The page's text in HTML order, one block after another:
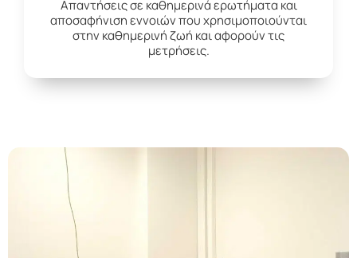
Aπαντήσεις σε καθημερινά ερωτήματα και
αποσαφήνιση εννοιών που χρησιμοποιούνται
στην καθημερινή ζωή και αφορούν τις
μετρήσεις.